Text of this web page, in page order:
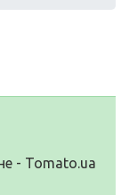
- Tomato.ua